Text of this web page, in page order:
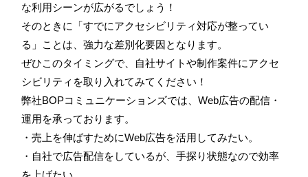
な利用シーンが広がるでしょう！
そのときに「すでにアクセシビリティ対応が整ってい
る」ことは、強力な差別化要因となります。
ぜひこのタイミングで、自社サイトや制作案件にアクセ
シビリティを取り入れてみてください！
弊社BOPコミュニケーションズでは、Web広告の配信・
運用を承っております。
・売上を伸ばすためにWeb広告を活用してみたい。
・自社で広告配信をしているが、手探り状態なので効率
を上げたい。